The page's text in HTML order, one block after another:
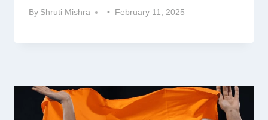
By Shruti Mishra February 11, 2025